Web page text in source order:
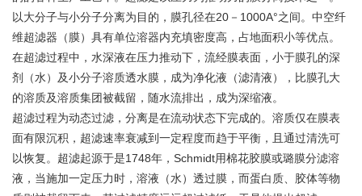
以大分子与小分子分离为目的，膜孔径在20－1000A°之间。中空纤
维超滤器（膜）具有单位溶器内充填密度高，占地面积小等优点。
在超滤过程中，水深液在压力推动下，流经膜表面，小于膜孔的深
剂（水）及小分子溶质透水膜，成为净化液（滤清液），比膜孔大
的溶质及溶质集团被截留，随水流排出，成为深缩液。
超滤过程为动态过滤，分离是在流动状态下完成的。溶质仅在膜表
面有限沉积，超滤速率衰减到一定程度而趋于平衡，且通过清洗可
以恢复。超滤起源于是1748年，Schmidt用棉花胶膜或璐膜分滤溶
液，当施加一定压力时，溶液（水）透过膜，而蛋白质、胶体等物